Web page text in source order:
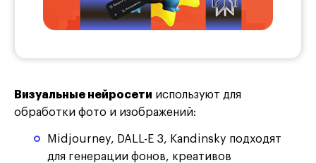
Визуальные нейросети используют для
обработки фото и изображений:
Midjourney, DALL-E 3, Kandinsky подходят
для генерации фонов, креативов